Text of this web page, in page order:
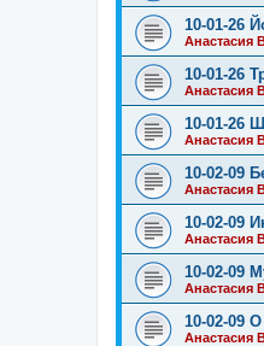
10-01-26
Анастасия
10-01-26
Анастасия
10-01-26
Анастасия
10-02-09
Анастасия
10-02-09
Анастасия
10-02-09
Анастасия
10-02-09
Анастасия